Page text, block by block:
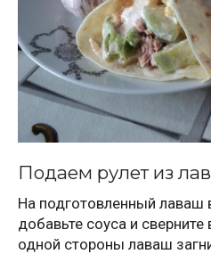
Подаем рулет из
На подготовленный лаваш
добавьте соуса и
одной стороны лаваш